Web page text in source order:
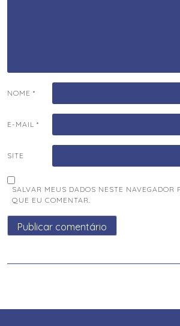
NOME *
E-MAIL *
SITE
SALVAR MEUS DADOS NESTE NAVEGADOR
QUE EU COMENTAR.